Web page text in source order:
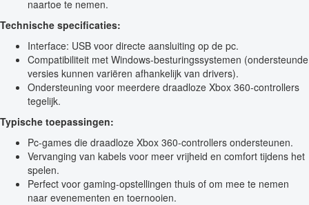
naartoe te nemen.
Technische specificaties:
Interface: USB voor directe aansluiting op de pc.
Compatibiliteit met Windows-besturingssystemen (ondersteunde
versies kunnen variëren afhankelijk van drivers).
Ondersteuning voor meerdere draadloze Xbox 360-controllers
tegelijk.
Typische toepassingen:
Pc-games die draadloze Xbox 360-controllers ondersteunen.
Vervanging van kabels voor meer vrijheid en comfort tijdens het
spelen.
Perfect voor gaming-opstellingen thuis of om mee te nemen
naar evenementen en toernooien.